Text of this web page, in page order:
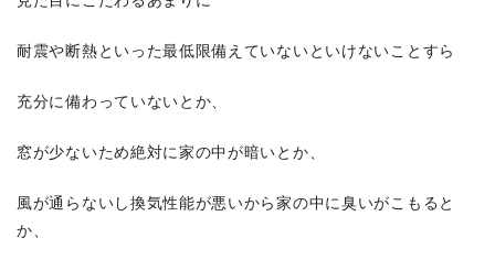
耐震や断熱といった最低限備えていないといけないことすら
充分に備わっていないとか、
窓が少ないため絶対に家の中が暗いとか、
風が通らないし換気性能が悪いから家の中に臭いがこもると
か、